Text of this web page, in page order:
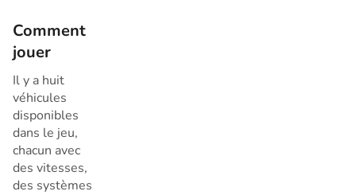
Comment
jouer
Il y a huit
véhicules
disponibles
dans le jeu,
chacun avec
des vitesses,
des systèmes